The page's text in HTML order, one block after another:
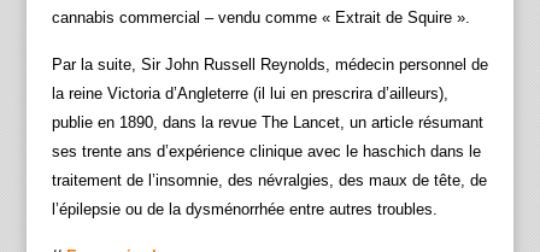
cannabis commercial – vendu comme « Extrait de Squire ».
Par la suite, Sir John Russell Reynolds, médecin personnel de
la reine Victoria d’Angleterre (il lui en prescrira d’ailleurs),
publie en 1890, dans la revue The Lancet, un article résumant
ses trente ans d’expérience clinique avec le haschich dans le
traitement de l’insomnie, des névralgies, des maux de tête, de
l’épilepsie ou de la dysménorrhée entre autres troubles.